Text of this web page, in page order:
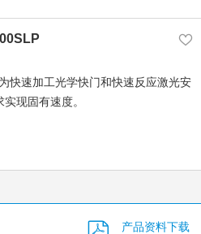
快速加工光学快门和快速反应激光安
现固有速度。
产品资料下载